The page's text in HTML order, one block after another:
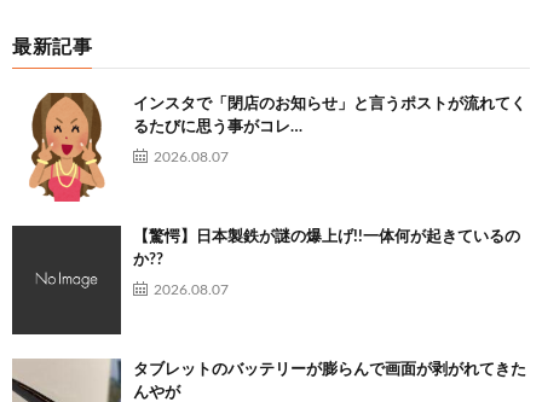
最新記事
インスタで「閉店のお知らせ」と言うポストが流れてく
るたびに思う事がコレ…
2026.08.07
【驚愕】日本製鉄が謎の爆上げ!!一体何が起きているの
か??
2026.08.07
タブレットのバッテリーが膨らんで画面が剥がれてきた
んやが